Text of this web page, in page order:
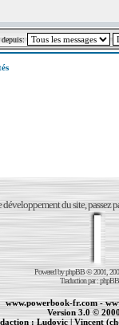
depuis:
développement du site, passez
Powered byphpBB© 2001,
Traduction par :
www.powerbook-fr.com-
Version 3.0 ©
:Ludovic|Vincent